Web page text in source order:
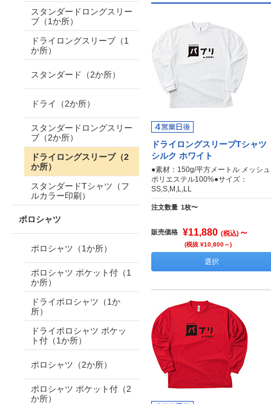
ドライロングスリーブTシャツ
シルク ホワイト
●素材：150g/平方メートル メッシュ
ポリエステル100%●サイズ：
SS,S,M,L,LL
注文数量 1枚〜
販売価格 ¥11,880 (税込) ～
(税抜 ¥10,800～)
選択
スタンダードロングスリー
ブ（1か所）
ドライロングスリーブ（1
か所）
スタンダード（2か所）
ドライ（2か所）
スタンダードロングスリー
ブ（2か所）
ドライロングスリーブ（2
か所）
スタンダードTシャツ（フ
ルカラー印刷）
ポロシャツ
ポロシャツ（1か所）
ポロシャツ ポケット付（1
か所）
ドライポロシャツ（1か
所）
ドライポロシャツ ポケッ
ト付（1か所）
ポロシャツ（2か所）
ポロシャツ ポケット付（2
か所）